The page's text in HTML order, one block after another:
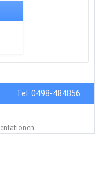
Tel: 0498-484856